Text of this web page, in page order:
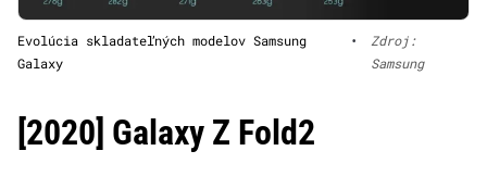
Evolúcia skladateľných modelov Samsung
Galaxy
•
Zdroj:
Samsung
[2020] Galaxy Z Fold2